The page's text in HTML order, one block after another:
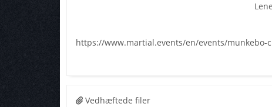
https://www.martial.events/en/events/munkebo-
Vedhæftede filer